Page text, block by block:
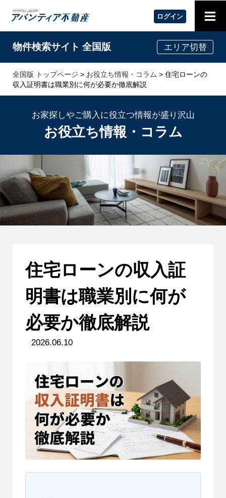
ログイン ≡
物件検索サイト 全国版 エリア切替
全国版 トップページ > お役立ち情報・コラム > 住宅ローンの
収入証明書は職業別に何が必要か徹底解説
お家探しやご購入に役立つ情報が盛り沢山
お役立ち情報・コラム
住宅ローンの収入証
明書は職業別に何が
必要か徹底解説
2026.06.10